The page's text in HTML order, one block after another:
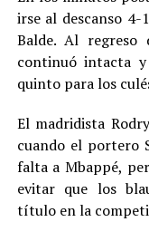
irse al descanso 4-
Balde. Al regreso
continuó intacta
quinto para los
El madridista
cuando el portero
falta a Mbappé,
evitar que los
título en la